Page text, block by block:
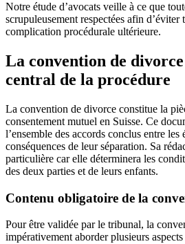
Notre étude d’avocats veille à ce que
scrupuleusement respectées afin
complication procédurale ultérieure.
La convention de
central de la procédure
La convention de divorce constitue la
consentement mutuel en Suisse. Ce
l’ensemble des accords conclus entre
conséquences de leur séparation. Sa
particulière car elle déterminera les
des deux parties et de leurs enfants.
Contenu obligatoire de la
Pour être validée par le tribunal, la
impérativement aborder plusieurs aspects